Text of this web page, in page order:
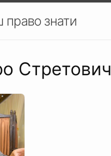
знати
Стретович